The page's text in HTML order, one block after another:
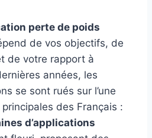
perte de poids
de vos objectifs, de
de votre rapport à
années, les
se sont rués sur l’une
des Français :
d’applications